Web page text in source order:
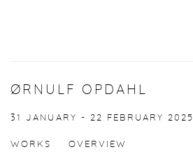
ØRNULF OPDAHL
31 JANUARY - 22 FEBRUARY 2025
WORKS OVERVIEW